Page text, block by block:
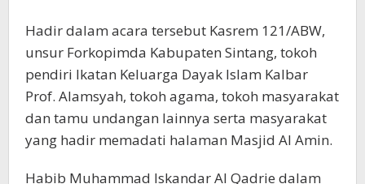
Hadir dalam acara tersebut Kasrem 121/ABW,
unsur Forkopimda Kabupaten Sintang, tokoh
pendiri Ikatan Keluarga Dayak Islam Kalbar
Prof. Alamsyah, tokoh agama, tokoh masyarakat
dan tamu undangan lainnya serta masyarakat
yang hadir memadati halaman Masjid Al Amin.
Habib Muhammad Iskandar Al Qadrie dalam